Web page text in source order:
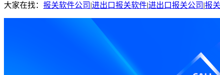
大家在找： 报关软件公司 |进出口报关软件|进出口报关公司 |报